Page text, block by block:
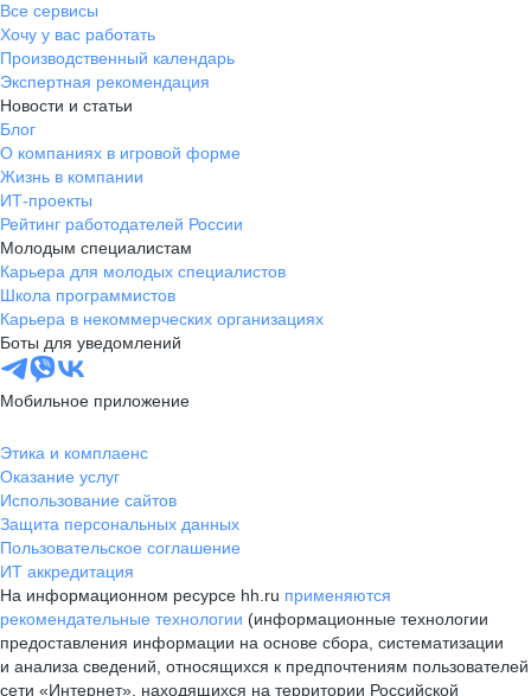
Все сервисы
Хочу у вас работать
Производственный календарь
Экспертная рекомендация
Новости и статьи
Блог
О компаниях в игровой форме
Жизнь в компании
ИТ-проекты
Рейтинг работодателей России
Молодым специалистам
Карьера для молодых специалистов
Школа программистов
Карьера в некоммерческих организациях
Боты для уведомлений
Мобильное приложение
Этика и комплаенс
Оказание услуг
Использование сайтов
Защита персональных данных
Пользовательское соглашение
ИТ аккредитация
На информационном ресурсе hh.ru применяются
рекомендательные технологии (информационные технологии
предоставления информации на основе сбора, систематизации
и анализа сведений, относящихся к предпочтениям пользователей
сети «Интернет», находящихся на территории Российской